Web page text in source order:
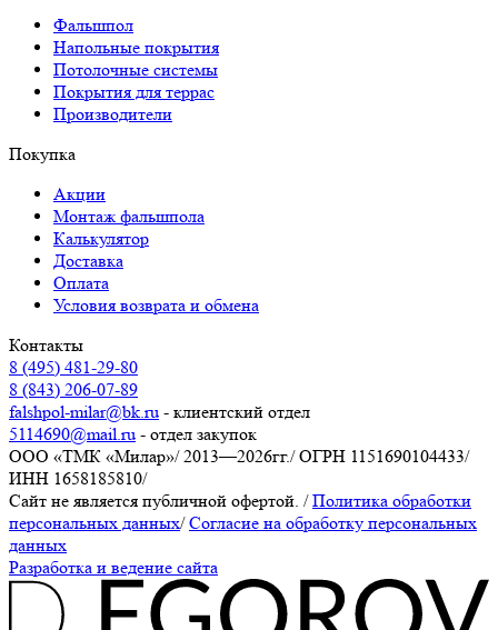
Фальшпол
Напольные покрытия
Потолочные системы
Покрытия для террас
Производители
Покупка
Акции
Монтаж фальшпола
Калькулятор
Доставка
Оплата
Условия возврата и обмена
Контакты
8 (495) 481-29-80
8 (843) 206-07-89
falshpol-milar@bk.ru - клиентский отдел
5114690@mail.ru - отдел закупок
ООО «ТМК «Милар»/ 2013—2026гг./ОГРН 1151690104433/
ИНН 1658185810/
Сайт не является публичной офертой. / Политика обработки
персональных данных/ Согласие на обработку персональных
данных
Разработка и ведение сайта